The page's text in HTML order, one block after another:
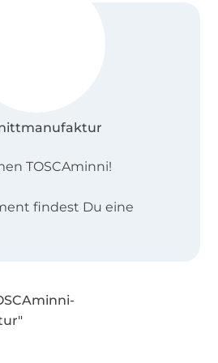
TOSCAminni!
findest Du eine
abdecken – von